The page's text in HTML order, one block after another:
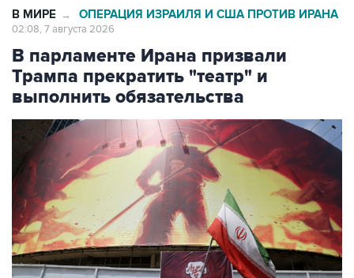
В МИРЕ → ОПЕРАЦИЯ ИЗРАИЛЯ И США ПРОТИВ ИРАНА
02:08, 7 августа 2026
В парламенте Ирана призвали
Трампа прекратить "театр" и
выполнить обязательства